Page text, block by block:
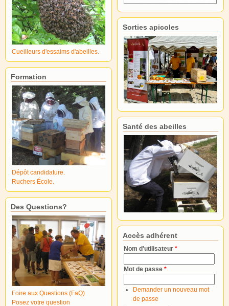
Cueilleurs d'essaims d'abeilles.
Formation
Dépôt candidature.
Ruchers École.
Des Questions?
Foire aux Questions (FaQ)
Posez votre question
Sorties apicoles
Santé des abeilles
Accès adhérent
Nom d'utilisateur *
Mot de passe *
Demander un nouveau mot
de passe